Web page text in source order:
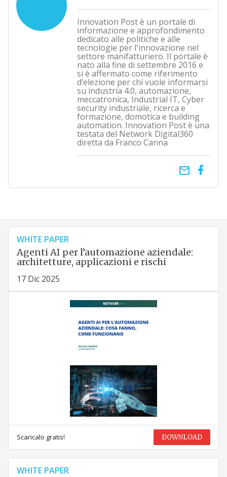
Innovation Post è un portale di
informazione e approfondimento
dedicato alle politiche e alle
tecnologie per l'innovazione nel
settore manifatturiero. Il portale è
nato alla fine di settembre 2016 e
si è affermato come riferimento
d’elezione per chi vuole informarsi
su industria 4.0, automazione,
meccatronica, Industrial IT, Cyber
security industriale, ricerca e
formazione, domotica e building
automation. Innovation Post è una
testata del Network Digital360
diretta da Franco Canna
email
WHITE PAPER
Agenti AI per l’automazione aziendale:
architetture, applicazioni e rischi
17 Dic 2025
Scaricalo gratis! DOWNLOAD
WHITE PAPER